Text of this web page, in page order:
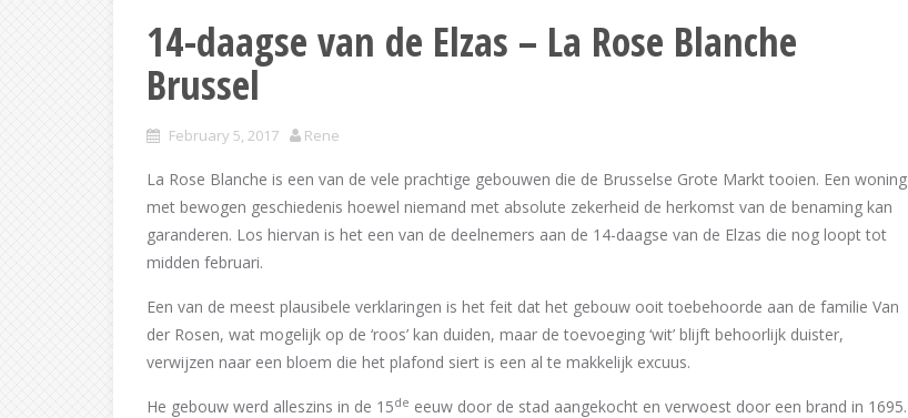
14-daagse van de Elzas – La Rose Blanche
Brussel
February 5, 2017 Rene
La Rose Blanche is een van de vele prachtige gebouwen die de Brusselse Grote Markt tooien. Een woning
met bewogen geschiedenis hoewel niemand met absolute zekerheid de herkomst van de benaming kan
garanderen. Los hiervan is het een van de deelnemers aan de 14-daagse van de Elzas die nog loopt tot
midden februari.
Een van de meest plausibele verklaringen is het feit dat het gebouw ooit toebehoorde aan de familie Van
der Rosen, wat mogelijk op de ‘roos’ kan duiden, maar de toevoeging ‘wit’ blijft behoorlijk duister,
verwijzen naar een bloem die het plafond siert is een al te makkelijk excuus.
He gebouw werd alleszins in de 15de eeuw door de stad aangekocht en verwoest door een brand in 1695.